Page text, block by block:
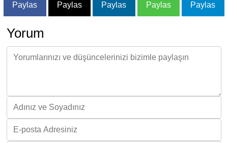
Paylas Paylas Paylas Paylas Paylas
Yorum